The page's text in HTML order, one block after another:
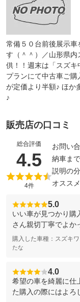
常備５０台前後展示車
す（＾＾）／山形県
供！！週末は「スズ
プランにて中古車ご
が定価より半額♪ ほか
♪
販売店の口コミ
総合評価
4.5 （5
4件
お問い
納車ま
説明の
オスス
5.0
いい車が見つかり購
さん親切丁寧でよか
購入した車種：スズキワ
たな
4.0
希望の車を綺麗に仕
た購入の際にはよろ